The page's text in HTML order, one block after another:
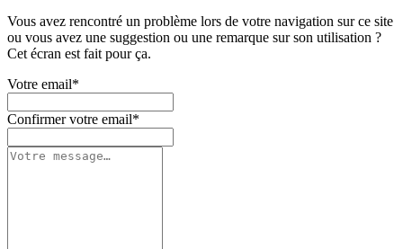
Vous avez rencontré un problème lors de votre navigation sur ce site
ou vous avez une suggestion ou une remarque sur son utilisation ?
Cet écran est fait pour ça.
Votre email*
Confirmer votre email*